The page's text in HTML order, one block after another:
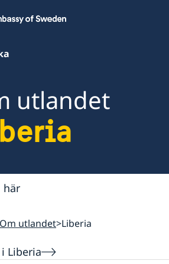
utlandet
Om utlandet Liberia
Liberia